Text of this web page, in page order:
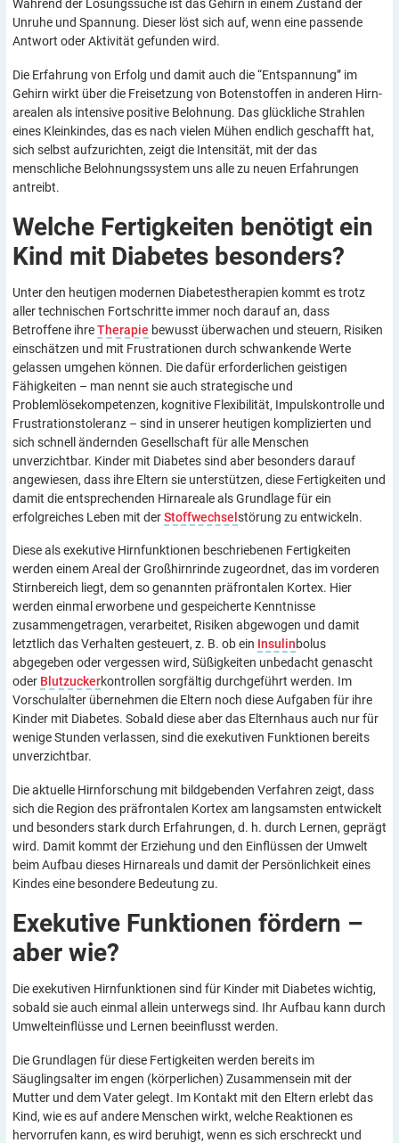
Während der Lösungssuche ist das Gehirn in einem Zustand der
Unruhe und Spannung. Dieser löst sich auf, wenn eine passende
Antwort oder Aktivität gefunden wird.
Die Erfahrung von Erfolg und damit auch die “Entspannung” im
Gehirn wirkt über die Freisetzung von Botenstoffen in anderen Hirn-
arealen als intensive positive Belohnung. Das glückliche Strahlen
eines Kleinkindes, das es nach vielen Mühen endlich geschafft hat,
sich selbst aufzurichten, zeigt die Intensität, mit der das
menschliche Belohnungssystem uns alle zu neuen Erfahrungen
antreibt.
Welche Fertigkeiten benötigt ein
Kind mit Diabetes besonders?
Unter den heutigen modernen Diabetestherapien kommt es trotz
aller technischen Fortschritte immer noch darauf an, dass
Betroffene ihreTherapie bewusst überwachen und steuern, Risiken
einschätzen und mit Frustrationen durch schwankende Werte
gelassen umgehen können. Die dafür erforderlichen geistigen
Fähigkeiten – man nennt sie auch strategische und
Problemlösekompetenzen, kognitive Flexibilität, Impulskontrolle und
Frustrationstoleranz – sind in unserer heutigen komplizierten und
sich schnell ändernden Gesellschaft für alle Menschen
unverzichtbar. Kinder mit Diabetes sind aber besonders darauf
angewiesen, dass ihre Eltern sie unterstützen, diese Fertigkeiten und
damit die entsprechenden Hirnareale als Grundlage für ein
erfolgreiches Leben mit derStoffwechsel störung zu entwickeln.
Diese als exekutive Hirnfunktionen beschriebenen Fertigkeiten
werden einem Areal der Großhirnrinde zugeordnet, das im vorderen
Stirnbereich liegt, dem so genannten präfrontalen Kortex. Hier
werden einmal erworbene und gespeicherte Kenntnisse
zusammengetragen, verarbeitet, Risiken abgewogen und damit
letztlich das Verhalten gesteuert, z. B. ob ein Insulinbolus
abgegeben oder vergessen wird, Süßigkeiten unbedacht genascht
oder Blutzuckerkontrollen sorgfältig durchgeführt werden. Im
Vorschulalter übernehmen die Eltern noch diese Aufgaben für ihre
Kinder mit Diabetes. Sobald diese aber das Elternhaus auch nur für
wenige Stunden verlassen, sind die exekutiven Funktionen bereits
unverzichtbar.
Die aktuelle Hirnforschung mit bildgebenden Verfahren zeigt, dass
sich die Region des präfrontalen Kortex am langsamsten entwickelt
und besonders stark durch Erfahrungen, d. h. durch Lernen, geprägt
wird. Damit kommt der Erziehung und den Einflüssen der Umwelt
beim Aufbau dieses Hirnareals und damit der Persönlichkeit eines
Kindes eine besondere Bedeutung zu.
Exekutive Funktionen fördern –
aber wie?
Die exekutiven Hirnfunktionen sind für Kinder mit Diabetes wichtig,
sobald sie auch einmal allein unterwegs sind. Ihr Aufbau kann durch
Umwelteinflüsse und Lernen beeinflusst werden.
Die Grundlagen für diese Fertigkeiten werden bereits im
Säuglingsalter im engen (körperlichen) Zusammensein mit der
Mutter und dem Vater gelegt. Im Kontakt mit den Eltern erlebt das
Kind, wie es auf andere Menschen wirkt, welche Reaktionen es
hervorrufen kann, es wird beruhigt, wenn es sich erschreckt und